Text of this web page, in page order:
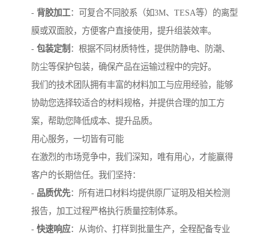
- 背胶加工：可复合不同胶系（如3M、TESA等）的离型
膜或双面胶，方便客户直接使用，提升组装效率。
- 包装定制 ：根据不同材质特性，提供防静电、防潮、
防尘等保护包装，确保产品在运输过程中的完好。
我们的技术团队拥有丰富的材料加工与应用经验，能够
协助您选择较适合的材料规格，并提供合理的加工方
案，帮助您降低成本、提升品质。
用心服务，一切皆有可能
在激烈的市场竞争中，我们深知，唯有用心，才能赢得
客户的长期信任。我们坚持：
- 品质优先：所有进口材料均提供原厂证明及相关检测
报告，加工过程严格执行质量控制体系。
- 快速响应：从询价、打样到批量生产，全程配备专业